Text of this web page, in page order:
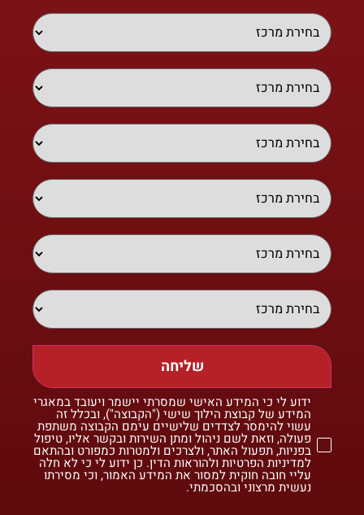
שליחה
ידוע לי כי המידע האישי שמסרתי יישמר ויעובד במאגרי
המידע של קבוצת הילוך שישי ("הקבוצה"), ובכלל זה
עשוי להימסר לצדדים שלישיים עימם הקבוצה משתפת
פעולה, וזאת לשם ניהול ומתן השירות ובקשר אליו, טיפול
בפניות, תפעול האתר, ולצרכים ולמטרות כמפורט ובהתאם
למדיניות הפרטיות ולהוראות הדין. כן ידוע לי כי לא חלה
עליי חובה חוקית למסור את המידע האמור, וכי מסירתו
נעשית מרצוני ובהסכמתי.